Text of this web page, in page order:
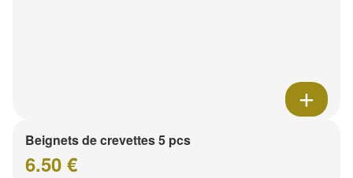
Beignets de crevettes 5 pcs
6.50 €